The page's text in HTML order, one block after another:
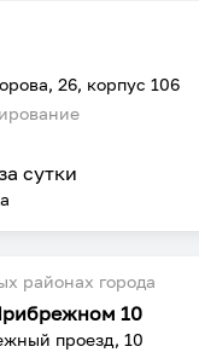
26, корпус 106
сутки
районах города
10
проезд, 10